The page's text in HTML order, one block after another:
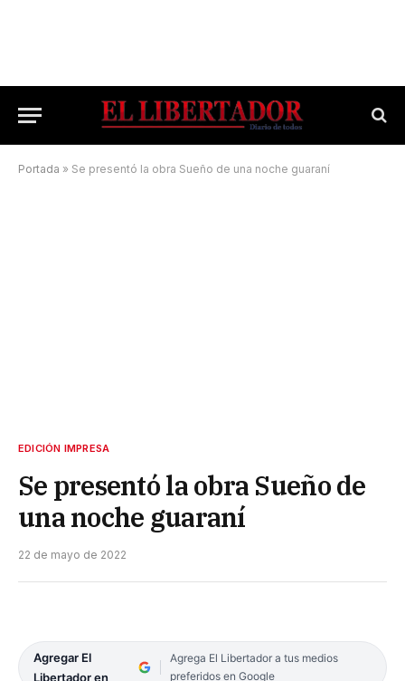
Portada » Se presentó la obra Sueño de una noche guaraní
EDICIÓN IMPRESA
Se presentó la obra Sueño de
una noche guaraní
22 de mayo de 2022
Agregar El
Libertador en
Agrega El Libertador a tus medios
preferidos en Google